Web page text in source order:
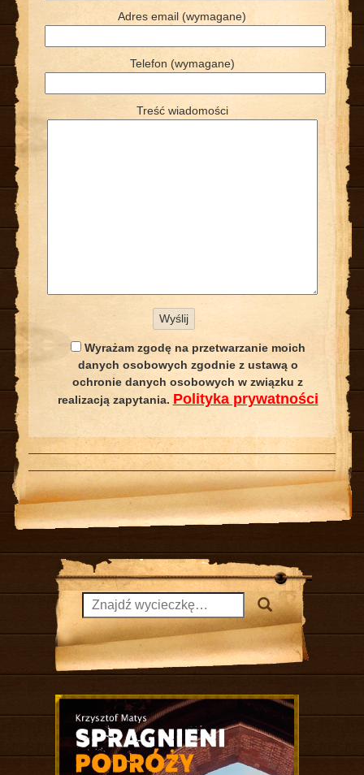
Adres email (wymagane)
Telefon (wymagane)
Treść wiadomości
Wyrażam zgodę na przetwarzanie moich
danych osobowych zgodnie z ustawą o
ochronie danych osobowych w związku z
realizacją zapytania. Polityka prywatności